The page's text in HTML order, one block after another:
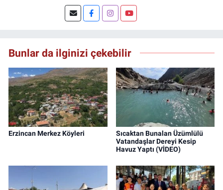
Şuan, www.dogugazetesi.com adlı haber
sitesinin Yazı İşleri Müdürlüğünü yürütmekte.
Bunlar da ilginizi çekebilir
Erzincan Merkez Köyleri
Sıcaktan Bunalan Üzümlülü
Vatandaşlar Dereyi Kesip
Havuz Yaptı (VİDEO)